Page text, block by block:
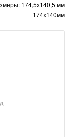
174,5х140,5 мм
174x140мм